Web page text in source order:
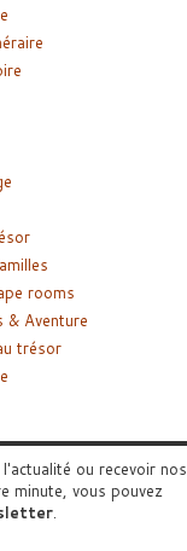
rooms
& Aventure
trésor
ou recevoir nos
minute, vous pouvez
.